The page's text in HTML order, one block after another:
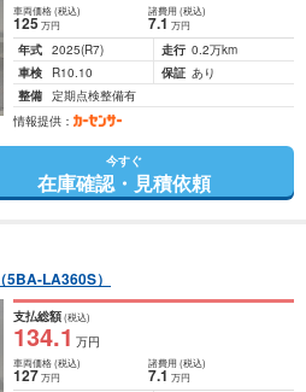
車両価格(税込)
125万円
諸費用 (税込)
7.1 万円
年式 2025(R7) 走行 0.2万km
車検
R10.10 保証 あり
整備 定期点検整備有
情報提供：
今すぐ
在庫確認・見積依頼
（5BA-LA360S）
支払総額(税込)
134.1 万円
車両価格(税込)
127万円
諸費用 (税込)
7.1 万円